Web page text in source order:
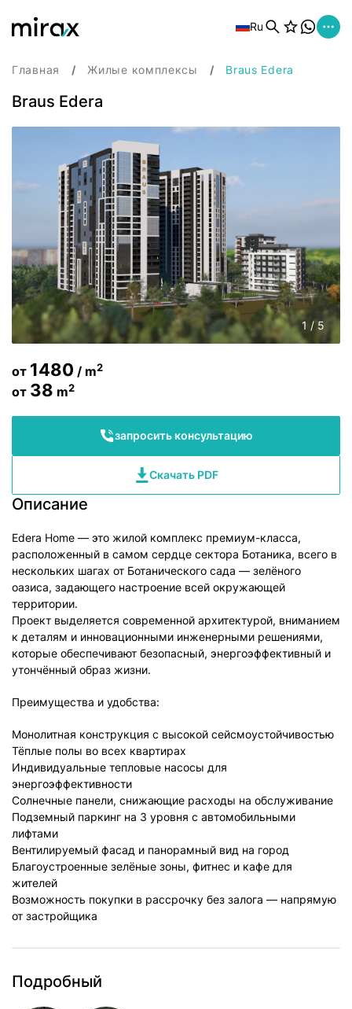
Ru
Главная Жилые комплексы Braus Edera
Braus Edera
1 / 5
Описание
Edera Home — это жилой комплекс премиум-класса,
расположенный в самом сердце сектора Ботаника, всего в
нескольких шагах от Ботанического сада — зелёного
оазиса, задающего настроение всей окружающей
территории.
Проект выделяется современной архитектурой, вниманием
к деталям и инновационными инженерными решениями,
которые обеспечивают безопасный, энергоэффективный и
утончённый образ жизни.
Преимущества и удобства:
Монолитная конструкция с высокой сейсмоустойчивостью
Тёплые полы во всех квартирах
Индивидуальные тепловые насосы для
энергоэффективности
Солнечные панели, снижающие расходы на обслуживание
Подземный паркинг на 3 уровня с автомобильными
лифтами
Вентилируемый фасад и панорамный вид на город
Благоустроенные зелёные зоны, фитнес и кафе для
жителей
Возможность покупки в рассрочку без залога — напрямую
от застройщика
Подробный
от 1480 / m2
от 38 m2
запросить консультацию
Скачать PDF